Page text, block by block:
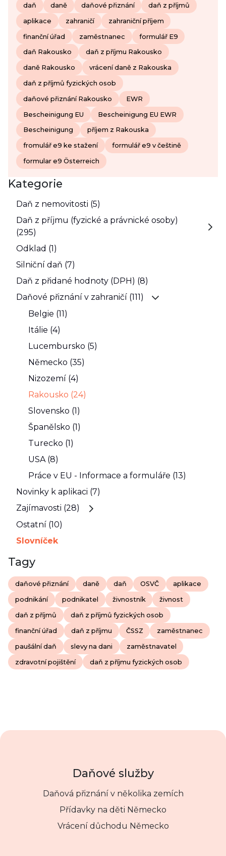
daň daně daňové přiznání daň z příjmů
aplikace zahraničí zahraniční příjem
finanční úřad zaměstnanec formulář E9
daň Rakousko daň z příjmu Rakousko
daně Rakousko vrácení daně z Rakouska
daň z příjmů fyzických osob
daňové přiznání Rakousko EWR
Bescheinigung EU Bescheinigung EU EWR
Bescheinigung příjem z Rakouska
fromulář e9 ke stažení formulář e9 v češtině
formular e9 Österreich
Kategorie
Daň z nemovitosti (5)
Daň z příjmu (fyzické a právnické osoby)
(295)
Odklad (1)
Silniční daň (7)
Daň z přidané hodnoty (DPH) (8)
Daňové přiznání v zahraničí (111)
Belgie (11)
Itálie (4)
Lucembursko (5)
Německo (35)
Nizozemí (4)
Rakousko (24)
Slovensko (1)
Španělsko (1)
Turecko (1)
USA (8)
Práce v EU - Informace a formuláře (13)
Novinky k aplikaci (7)
Zajímavosti (28)
Ostatní (10)
Slovníček
Tagy
daňové přiznání daně daň OSVČ aplikace
podnikání podnikatel živnostník živnost
daň z příjmů daň z příjmů fyzických osob
finanční úřad daň z příjmu ČSSZ zaměstnanec
paušální daň slevy na dani zaměstnavatel
zdravotní pojištění daň z příjmu fyzických osob
Daňové služby
Daňová přiznání v několika zemích
Přídavky na děti Německo
Vrácení důchodu Německo